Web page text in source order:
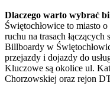
Dlaczego warto wybrać
Świętochłowice to miasto
ruchu na trasach
Billboardy w
przejazdy i dojazdy do
Kluczowe są okolice ul.
Chorzowskiej oraz rejon